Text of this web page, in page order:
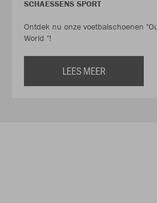
SCHAESSENS SPORT
Ontdek nu onze voetbalschoenen
World "!
LEES MEER